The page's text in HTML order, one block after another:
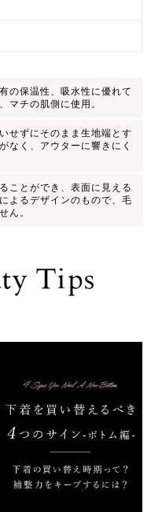
の保温性、吸水性に優れて
マチの肌側に使用。
せずにそのまま生地端とす
なく、アウターに響きにく
ことができ、表面に見える
よるデザインのもので、毛
ん。